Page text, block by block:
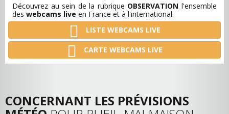
Découvrez au sein de la rubrique OBSERVATION l'ensemble
des webcams live en France et à l'international.
LISTE WEBCAMS LIVE
CARTE WEBCAMS LIVE
CONCERNANT LES PRÉVISIONS